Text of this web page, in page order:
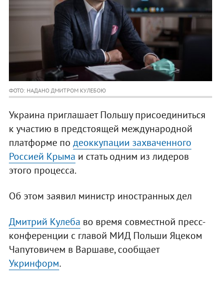
ФОТО: НАДАНО ДМИТРОМ КУЛЕБОЮ
Украина приглашает Польшу присоединиться
к участию в предстоящей международной
платформе по деоккупации захваченного
Россией Крыма и стать одним из лидеров
этого процесса.
Об этом заявил министр иностранных дел
Дмитрий Кулеба во время совместной пресс-
конференции с главой МИД Польши Яцеком
Чапутовичем в Варшаве, сообщает
Укринформ.